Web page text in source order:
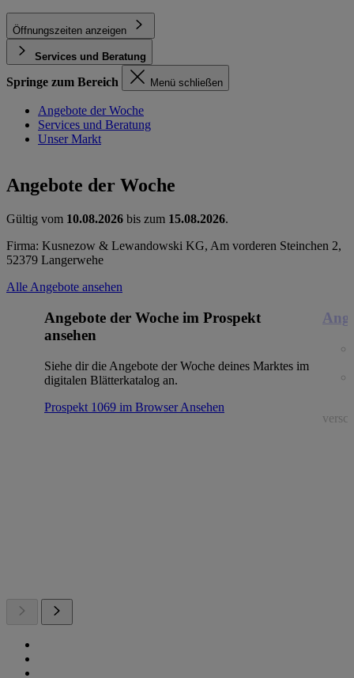
Öffnungszeiten anzeigen
Services und Beratung
Springe zum Bereich Menü schließen
Angebote der Woche
Services und Beratung
Unser Markt
Angebote der Woche
Gültig vom 10.08.2026 bis zum 15.08.2026.
Firma: Kusnezow & Lewandowski KG, Am vorderen Steinchen 2,
52379 Langerwehe
Alle Angebote ansehen
Angebote der Woche im Prospekt
ansehen
Siehe dir die Angebote der Woche deines Marktes im
digitalen Blätterkatalog an.
Prospekt 1069 im BrowserAnsehen